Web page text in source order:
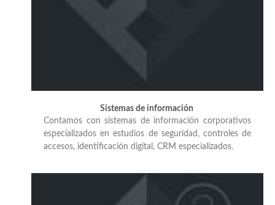
Sistemas de información
Contamos con sistemas de información corporativos
especializados en estudios de seguridad, controles de
accesos, identificación digital, CRM especializados.